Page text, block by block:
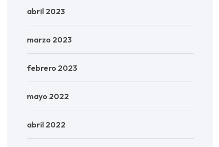
abril 2023
marzo 2023
febrero 2023
mayo 2022
abril 2022